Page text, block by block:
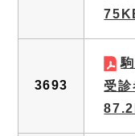
3693
受